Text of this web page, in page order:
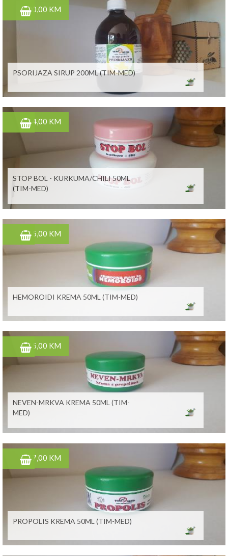
20,00 KM
PSORIJAZA SIRUP 200ML (TIM-MED)
14,00 KM
STOP BOL - KURKUMA/CHILI 50ML
(TIM-MED)
15,00 KM
HEMOROIDI KREMA 50ML (TIM-MED)
15,00 KM
NEVEN-MRKVA KREMA 50ML (TIM-
MED)
17,00 KM
PROPOLIS KREMA 50ML (TIM-MED)